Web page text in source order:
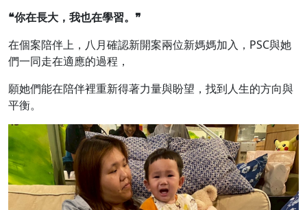
❝你在長大，我也在學習。 ❞
在個案陪伴上，八月確認新開案兩位新媽媽加入，PSC與她
們一同走在適應的過程，
願她們能在陪伴裡重新得著力量與盼望，找到人生的方向與
平衡。